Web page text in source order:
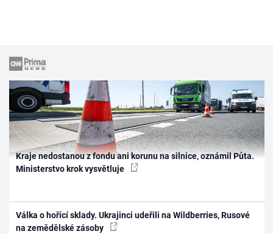
Kraje nedostanou z fondu ani korunu na silnice, oznámil Půta.
Ministerstvo krok vysvětluje
Válka o hořící sklady. Ukrajinci udeřili na Wildberries, Rusové
na zemědělské zásoby